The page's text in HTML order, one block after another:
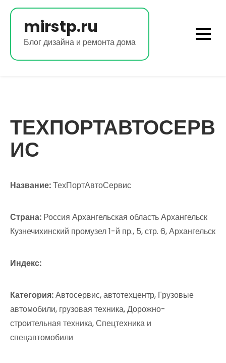
Перейти
содержимомуmirstp.ru
Блог дизайна и ремонта дома
ТЕХПОРТАВТОСЕРВ
ИС
Название:ТехПортАвтоСервис
Страна: Россия Архангельская область Архангельск
Кузнечихинский промузел 1-й пр., 5, стр. 6, Архангельск
Индекс:
Категория:Автосервис, автотехцентр, Грузовые
автомобили, грузовая техника, Дорожно-
строительная техника, Спецтехника и
спецавтомобили